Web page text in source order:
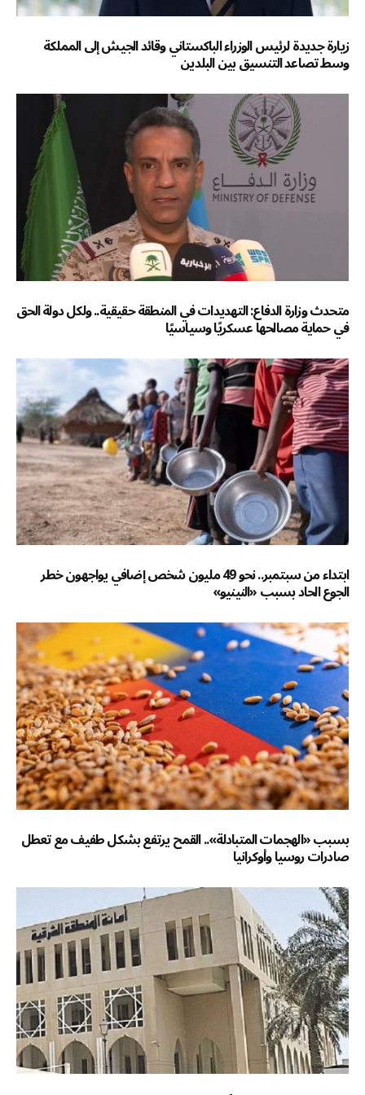
زيارة جديدة لرئيس الوزراء الباكستاني وقائد الجيش إلى المملكة
وسط تصاعد التنسيق بين البلدين
متحدث وزارة الدفاع: التهديدات في المنطقة حقيقية.. ولكل دولة الحق
في حماية مصالحها عسكريًا وسياسيًا
ابتداء من سبتمبر.. نحو 49 مليون شخص إضافي يواجهون خطر
الجوع الحاد بسبب «النينيو»
بسبب «الهجمات المتبادلة».. القمح يرتفع بشكل طفيف مع تعطل
صادرات روسيا وأوكرانيا